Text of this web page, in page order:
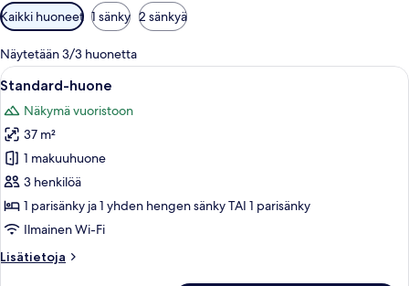
Huoneille
saatavilla
olevia
suodattimia
Kaikki huoneet 1 sänky 2 sänkyä
Näytetään 3/3 huonetta
Avaa
kaikki
huonetyypin
Standard-
huone
kuvat
Hotellihuone, jossa on kaksi
5
Standard-huone
Näkymä vuoristoon
37 m²
1 makuuhuone
3 henkilöä
1 parisänky ja 1 yhden hengen sänky TAI 1 parisänky
Ilmainen Wi-Fi
Lisätietoja
Lisätietoja